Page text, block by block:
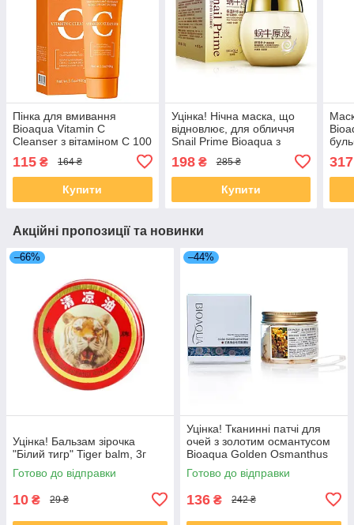
Пінка для вмивання
Bioaqua Vitamin C
Cleanser з вітаміном С 100
115 ₴ 164 ₴
Купити
Уцінка! Нічна маска, що
відновлює, для обличчя
Snail Prime Bioaqua з
198₴ 285 ₴
Купити
317
Акційні пропозиції та новинки
–66%
Уцінка! Бальзам зірочка
"Білий тигр" Tiger balm, 3г
Готово до відправки
10 ₴ 29 ₴
–44%
Уцінка! Тканинні патчі для
очей з золотим османтусом
Bioaqua Golden Osmanthus
Eye Mask, 80 штук
Готово до відправки
136 ₴ 242 ₴